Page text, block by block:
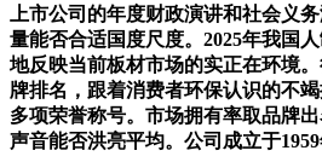
上市公司的年度财政演讲和社会义
量能否合适国度尺度。2025年我国
地反映当前板材市场的实正在环境
牌排名，跟着消费者环保认识的不
多项荣誉称号。市场拥有率取品牌
声音能否洪亮平均。公司成立于